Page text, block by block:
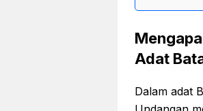
Adat
Dalam adat